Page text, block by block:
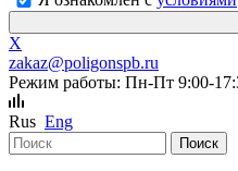
X
zakaz@poligonspb.ru
Режим работы: Пн-Пт 9:00-
Rus Eng